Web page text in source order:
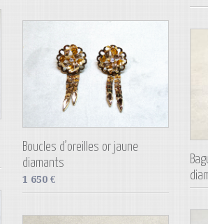
Boucles d’oreilles or jaune
diamants
1 650 €